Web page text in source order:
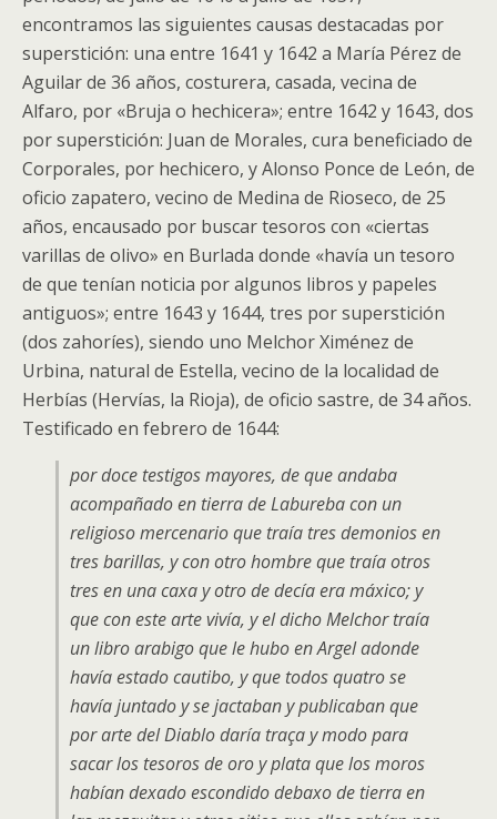
encontramos las siguientes causas destacadas por
superstición: una entre 1641 y 1642 a María Pérez de
Aguilar de 36 años, costurera, casada, vecina de
Alfaro, por «Bruja o hechicera»; entre 1642 y 1643, dos
por superstición: Juan de Morales, cura beneficiado de
Corporales, por hechicero, y Alonso Ponce de León, de
oficio zapatero, vecino de Medina de Rioseco, de 25
años, encausado por buscar tesoros con «ciertas
varillas de olivo» en Burlada donde «havía un tesoro
de que tenían noticia por algunos libros y papeles
antiguos»; entre 1643 y 1644, tres por superstición
(dos zahoríes), siendo uno Melchor Ximénez de
Urbina, natural de Estella, vecino de la localidad de
Herbías (Hervías, la Rioja), de oficio sastre, de 34 años.
Testificado en febrero de 1644:
por doce testigos mayores, de que andaba
acompañado en tierra de Labureba con un
religioso mercenario que traía tres demonios en
tres barillas, y con otro hombre que traía otros
tres en una caxa y otro de decía era máxico; y
que con este arte vivía, y el dicho Melchor traía
un libro arabigo que le hubo en Argel adonde
havía estado cautibo, y que todos quatro se
havía juntado y se jactaban y publicaban que
por arte del Diablo daría traça y modo para
sacar los tesoros de oro y plata que los moros
habían dexado escondido debaxo de tierra en